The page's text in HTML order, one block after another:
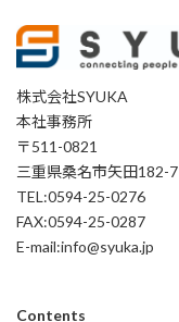
株式会社SYUKA
本社事務所
〒511-0821
三重県桑名市矢田182-7
TEL:0594-25-0276
FAX:0594-25-0287
E-mail:info@syuka.jp
Contents